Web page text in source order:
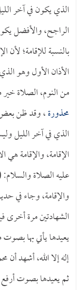
الذي يكون في آخر
الراجح، والأفضل
بالنسبة للإقامة؛ لأن
الأذان الأول وهو
من النوم، الصلاة
محذورة، وقد ظن بعض
الذي في آخر الليل
الإقامة، والإقامة
عليه الصلاة
والإقامة، وجاء في
الشهادتين مرة أخرى
يعيدها يأتي بها
إله إلا الله، أشهد
ثم يعيدها بصوت